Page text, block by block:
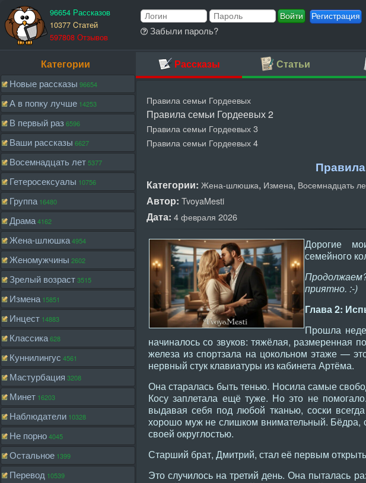
96654 Рассказов
10377 Cтатей
597808 Отзывов
Регистрация
Забыли пароль?
Категории
Новые рассказы 96654
А в попку лучше 14253
В первый раз6596
Ваши рассказы 6627
Восемнадцать лет5377
Гетеросексуалы 10756
Группа 16480
Драма4162
Жена-шлюшка4954
Женомужчины 2602
Зрелый возраст3515
Измена 15851
Инцест 14883
Классика628
Куннилингус 4561
Мастурбация 3208
Минет 16203
Наблюдатели 10328
Не порно4045
Остальное 1399
Перевод 10539
Рассказы Статьи
Правила семьи Гордеевых
Правила семьи Гордеевых 2
Правила семьи Гордеевых 3
Правила семьи Гордеевых 4
Категории: Жена-шлюшка, Измена, Восемнадцать
Автор: TvoyaMesti
Дата: 4 февраля 2026
Дорогие
семейного
приятно. :-)
Глава 2:
Прошла
начиналось со звуков: тяжёлая, размеренная
железа из спортзала на цокольном этаже —
нервный стук клавиатуры из кабинета Артёма.
Она старалась быть тенью. Носила самые
Косу заплетала ещё туже. Но это не
выдавая себя под любой тканью, соски
хорошо муж не слишком внимательный. Бёдра,
своей округлостью.
Старший брат, Дмитрий, стал её первым
Это случилось на третий день. Она пыталась